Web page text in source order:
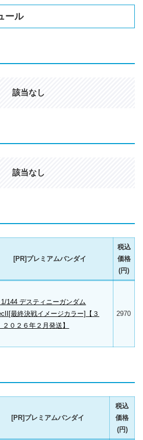
ール
該当なし
該当なし
[PR]プレミアムバンダイ
税込
価格
(円)
1/144 デスティニーガンダム
最終決戦イメージカラー]【３
２０２６年２月発送】
2970
[PR]プレミアムバンダイ
税込
価格
(円)